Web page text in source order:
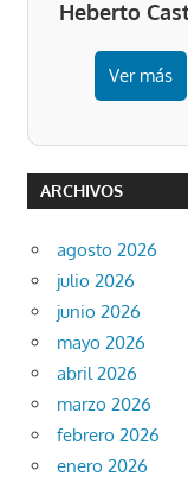
Heberto
Ver más
ARCHIVOS
agosto 2026
julio 2026
junio 2026
mayo 2026
abril 2026
marzo 2026
febrero 2026
enero 2026